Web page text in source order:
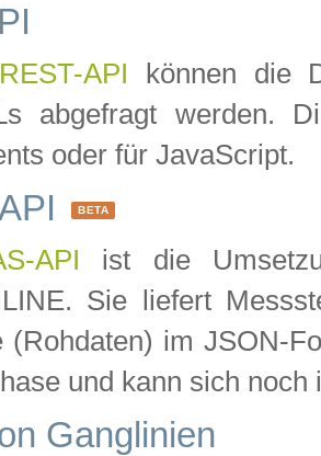
REST-API können die
abgefragt werden.
oder für JavaScript.
BETA
API ist die
Sie liefert
(Rohdaten) im JSON-
und kann sich noch
Ganglinien